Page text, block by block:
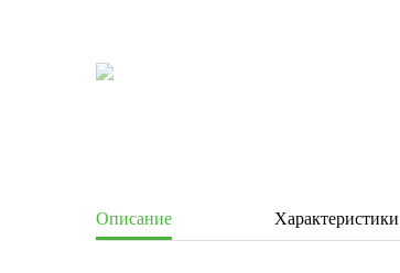
Описание Характеристики